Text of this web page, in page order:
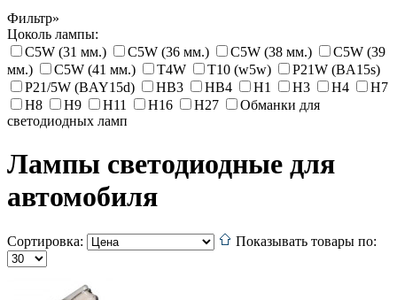
Фильтр»
Цоколь лампы:
C5W (31 мм.)
C5W (36 мм.) C5W (38 мм.)
C5W (39
мм.)
C5W (41 мм.) T4W T10 (w5w)
P21W (BA15s)
P21/5W (BAY15d)
HB3 HB4 H1 H3 H4
H7
H8
H9 H11 H16 H27
Обманки для
светодиодных ламп
Лампы светодиодные для
автомобиля
Сортировка: Показывать товары по: